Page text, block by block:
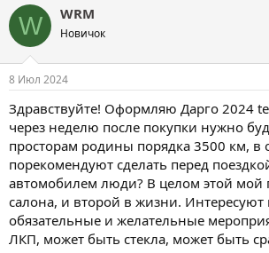
р
т
м
ы
н
ч
а
W WRM
Новичок
8 Июл 2024
Здравствуйте! Оформляю Дарго 2024
через неделю после покупки нужно
просторам родины порядка 3500 км, в
порекомендуют сделать перед
автомобилем люди? В целом этой мой
салона, и второй в жизни.
обязательные и желательные
ЛКП, может быть стекла, может быть